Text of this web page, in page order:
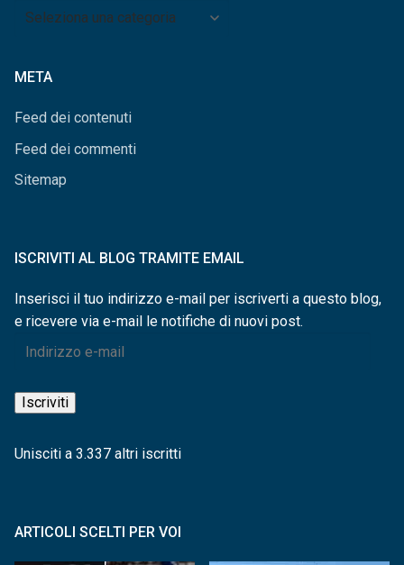
Archivio
META
Feed dei contenuti
Feed dei commenti
Sitemap
ISCRIVITI AL BLOG TRAMITE EMAIL
Inserisci il tuo indirizzo e-mail per iscriverti a questo blog,
e ricevere via e-mail le notifiche di nuovi post.
Indirizzo
mail
Iscriviti
Unisciti a 3.337 altri iscritti
ARTICOLI SCELTI PER VOI